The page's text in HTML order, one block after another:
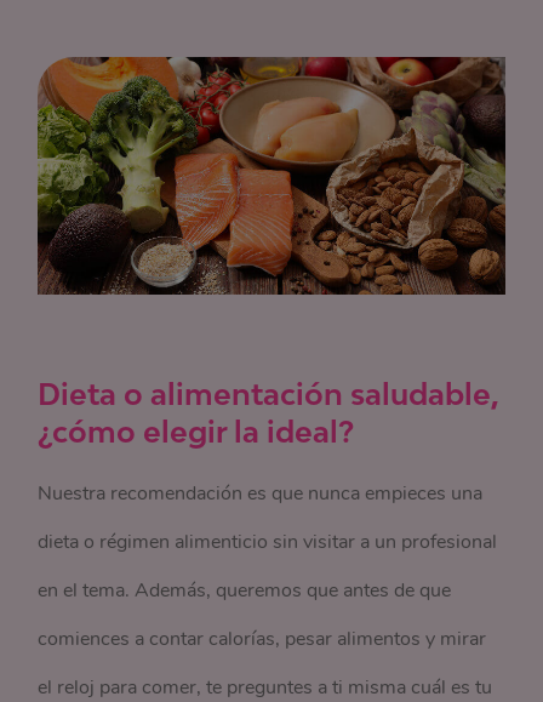
Dieta o alimentación saludable,
¿cómo elegir la ideal?
Nuestra recomendación es que nunca empieces una
dieta o régimen alimenticio sin visitar a un profesional
en el tema. Además, queremos que antes de que
comiences a contar calorías, pesar alimentos y mirar
el reloj para comer, te preguntes a ti misma cuál es tu